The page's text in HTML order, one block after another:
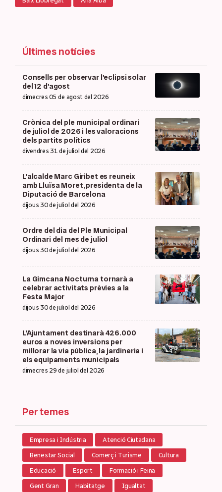
Últimes notícies
Consells per observar l’eclipsi solar
del 12 d’agost
dimecres 05 de agost del 2026
Crònica del ple municipal ordinari
de juliol de 2026 i les valoracions
dels partits polítics
divendres 31 de juliol del 2026
L’alcalde Marc Giribet es reuneix
amb Lluïsa Moret, presidenta de la
Diputació de Barcelona
dijous 30 de juliol del 2026
Ordre del dia del Ple Municipal
Ordinari del mes de juliol
dijous 30 de juliol del 2026
La Gimcana Nocturna tornarà a
celebrar activitats prèvies a la
Festa Major
dijous 30 de juliol del 2026
L’Ajuntament destinarà 426.000
euros a noves inversions per
millorar la via pública, la jardineria i
els equipaments municipals
dimecres 29 de juliol del 2026
Per temes
Empresa i Indústria Atenció Ciutadana
Benestar Social Comerç i Turisme Cultura
Educació Esport Formació i Feina
Gent Gran Habitatge Igualtat